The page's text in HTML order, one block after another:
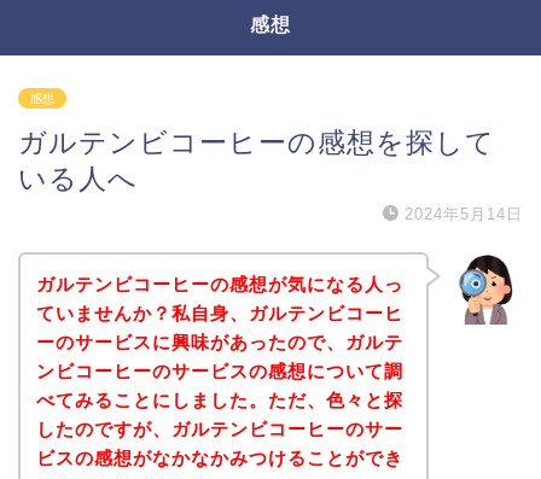
感想
感想
ガルテンビコーヒーの感想を探して
いる人へ
2024年5月14日
ガルテンビコーヒーの感想が気になる人っ
ていませんか？私自身、ガルテンビコーヒ
ーのサービスに興味があったので、ガルテ
ンビコーヒーのサービスの感想について調
べてみることにしました。ただ、色々と探
したのですが、ガルテンビコーヒーのサー
ビスの感想がなかなかみつけることができ